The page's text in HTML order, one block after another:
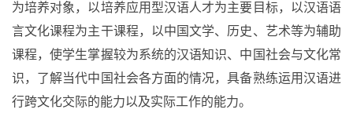
为培养对象，以培养应用型汉语人才为主要目标，以汉语语
言文化课程为主干课程，以中国文学、历史、艺术等为辅助
课程，使学生掌握较为系统的汉语知识、中国社会与文化常
识，了解当代中国社会各方面的情况，具备熟练运用汉语进
行跨文化交际的能力以及实际工作的能力。